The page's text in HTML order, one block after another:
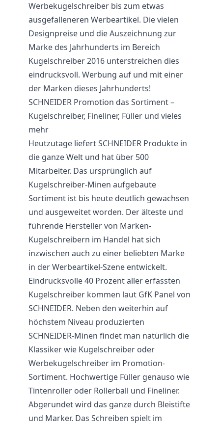
Werbekugelschreiber bis zum etwas
ausgefalleneren Werbeartikel. Die vielen
Designpreise und die Auszeichnung zur
Marke des Jahrhunderts im Bereich
Kugelschreiber 2016 unterstreichen dies
eindrucksvoll. Werbung auf und mit einer
der Marken dieses Jahrhunderts!
SCHNEIDER Promotion das Sortiment –
Kugelschreiber, Fineliner, Füller und vieles
mehr
Heutzutage liefert SCHNEIDER Produkte in
die ganze Welt und hat über 500
Mitarbeiter. Das ursprünglich auf
Kugelschreiber-Minen aufgebaute
Sortiment ist bis heute deutlich gewachsen
und ausgeweitet worden. Der älteste und
führende Hersteller von Marken-
Kugelschreibern im Handel hat sich
inzwischen auch zu einer beliebten Marke
in der Werbeartikel-Szene entwickelt.
Eindrucksvolle 40 Prozent aller erfassten
Kugelschreiber kommen laut GfK Panel von
SCHNEIDER. Neben den weiterhin auf
höchstem Niveau produzierten
SCHNEIDER-Minen findet man natürlich die
Klassiker wie Kugelschreiber oder
Werbekugelschreiber im Promotion-
Sortiment. Hochwertige Füller genauso wie
Tintenroller oder Rollerball und Fineliner.
Abgerundet wird das ganze durch Bleistifte
und Marker. Das Schreiben spielt im